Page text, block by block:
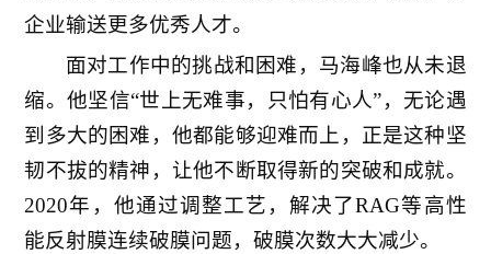
企业输送更多优秀人才。
面对工作中的挑战和困难，马海峰也从未退
缩。他坚信“世上无难事，只怕有心人”，无论遇
到多大的困难，他都能够迎难而上，正是这种坚
韧不拔的精神，让他不断取得新的突破和成就。
2020年，他通过调整工艺，解决了RAG等高性
能反射膜连续破膜问题，破膜次数大大减少。